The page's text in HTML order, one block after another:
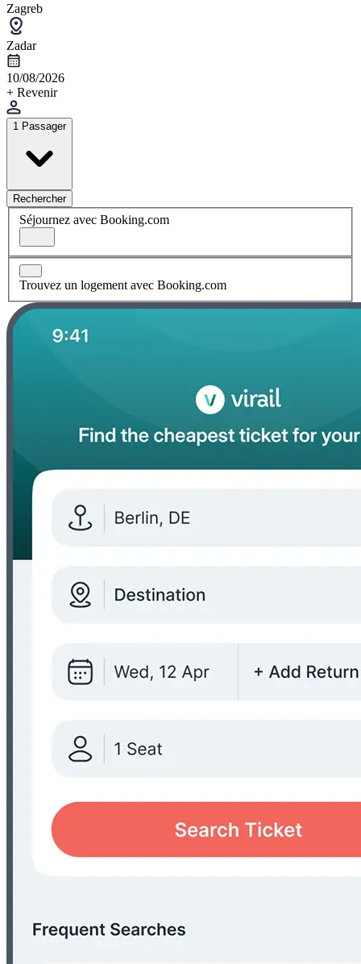
Zagreb
Zadar
10/08/2026
+ Revenir
1 Passager
Rechercher
Séjournez avec Booking.com
Trouvez un logement avec Booking.com